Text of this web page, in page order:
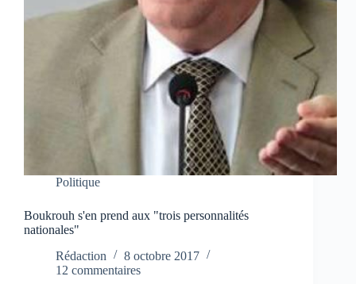
Politique
Boukrouh s'en prend aux "trois personnalités
nationales"
Rédaction
8 octobre 2017
12 commentaires